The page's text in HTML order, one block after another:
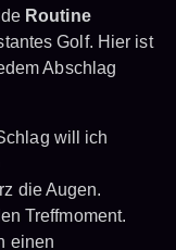
Routine
Golf. Hier ist
Abschlag
will ich
die Augen.
Treffmoment.
einen